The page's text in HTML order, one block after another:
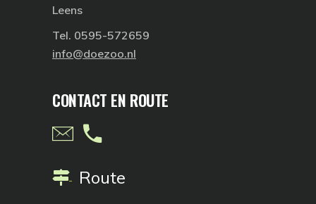
Leens
Tel. 0595-572659
info@doezoo.nl
CONTACT EN ROUTE
Route